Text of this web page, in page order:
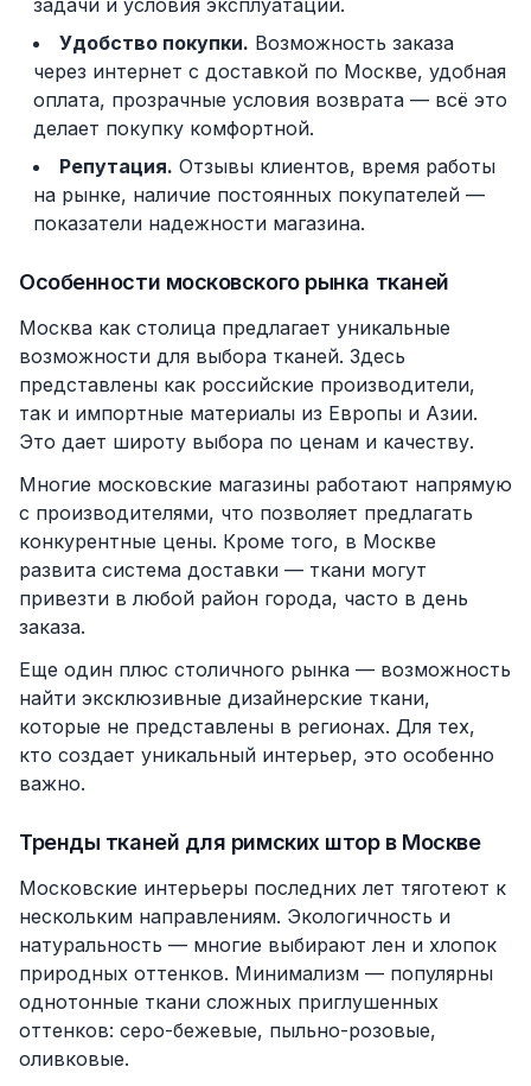
задачи и условия эксплуатации.
Удобство покупки. Возможность заказа
через интернет с доставкой по Москве, удобная
оплата, прозрачные условия возврата — всё это
делает покупку комфортной.
Репутация. Отзывы клиентов, время работы
на рынке, наличие постоянных покупателей —
показатели надежности магазина.
Особенности московского рынка тканей
Москва как столица предлагает уникальные
возможности для выбора тканей. Здесь
представлены как российские производители,
так и импортные материалы из Европы и Азии.
Это дает широту выбора по ценам и качеству.
Многие московские магазины работают напрямую
с производителями, что позволяет предлагать
конкурентные цены. Кроме того, в Москве
развита система доставки — ткани могут
привезти в любой район города, часто в день
заказа.
Еще один плюс столичного рынка — возможность
найти эксклюзивные дизайнерские ткани,
которые не представлены в регионах. Для тех,
кто создает уникальный интерьер, это особенно
важно.
Тренды тканей для римских штор в Москве
Московские интерьеры последних лет тяготеют к
нескольким направлениям. Экологичность и
натуральность — многие выбирают лен и хлопок
природных оттенков. Минимализм — популярны
однотонные ткани сложных приглушенных
оттенков: серо-бежевые, пыльно-розовые,
оливковые.